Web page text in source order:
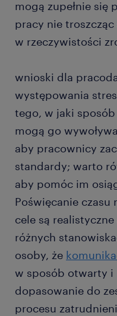
mogą zupełnie się
pracy nie
w rzeczywistości
wnioski dla
występowania
tego, w jaki
mogą go
aby pracownicy
standardy; warto
aby pomóc im
Poświęcanie czasu
cele są
różnych
osoby, że
w sposób otwarty i
dopasowanie do
procesu